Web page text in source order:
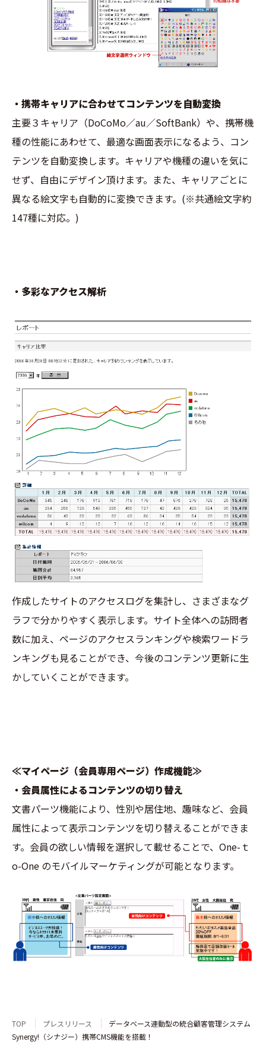
・携帯キャリアに合わせてコンテンツを自動変換
主要３キャリア（DoCoMo／au／SoftBank）や、携帯機
種の性能にあわせて、最適な画面表示になるよう、コン
テンツを自動変換します。キャリアや機種の違いを気に
せず、自由にデザイン頂けます。また、キャリアごとに
異なる絵文字も自動的に変換できます。(※共通絵文字約
147種に対応。)
・多彩なアクセス解析
作成したサイトのアクセスログを集計し、さまざまなグ
ラフで分かりやすく表示します。サイト全体への訪問者
数に加え、ページのアクセスランキングや検索ワードラ
ンキングも見ることができ、今後のコンテンツ更新に生
かしていくことができます。
≪マイページ（会員専用ページ）作成機能≫
・会員属性によるコンテンツの切り替え
文書パーツ機能により、性別や居住地、趣味など、会員
属性によって表示コンテンツを切り替えることができま
す。会員の欲しい情報を選択して載せることで、One-ｔ
o-One のモバイルマーケティングが可能となります。
TOP プレスリリース
データベース連動型の統合顧客管理システム
Synergy!（シナジー）携帯CMS機能を搭載！